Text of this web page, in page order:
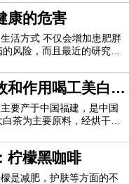
抑郁症视为身体上的痛
，尤其是那些公开谈论心
例如，在中国和韩国文
康的危害
活方式 不仅会增加患肥胖
风险，而且最近的研究表
体上使用的标签，用于描
害影响。研究表明，每次坐
起来或进行其他体
和作用喝工美白茶
要产于中国福建，是中国
茶为主要原料，经烘干、
值高。喝了之后，人们可
炎杀菌。以下是工美白茶
可以重点关注。贡眉白
柠檬黑咖啡
是减肥，护肤等方面的不